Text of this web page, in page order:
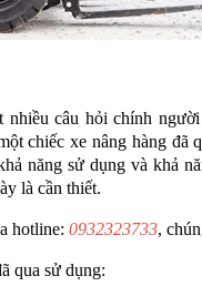
câu hỏi chính
chiếc xe nâng hàng đã
năng sử dụng và khả
là cần thiết.
hotline: 0932323733,
qua sử dụng: